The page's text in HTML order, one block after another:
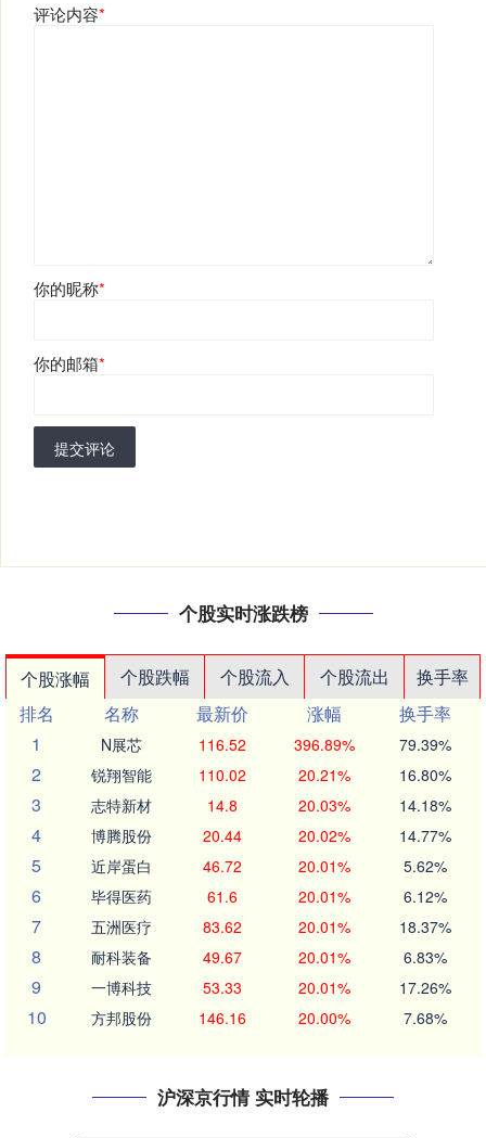
评论内容*
你的昵称*
你的邮箱*
提交评论
个股实时涨跌榜
个股涨幅 个股跌幅 个股流入 个股流出
换手率
排名
名称 最新价 涨幅
换手率
1
N展芯 116.52 396.89% 79.39%
2 锐翔智能 110.02 20.21% 16.80%
3 志特新材 14.8 20.03% 14.18%
4 博腾股份 20.44 20.02% 14.77%
5 近岸蛋白 46.72 20.01% 5.62%
6 毕得医药 61.6 20.01% 6.12%
7 五洲医疗 83.62 20.01% 18.37%
8 耐科装备 49.67 20.01% 6.83%
9 一博科技 53.33 20.01% 17.26%
10 方邦股份 146.16 20.00% 7.68%
沪深京行情 实时轮播